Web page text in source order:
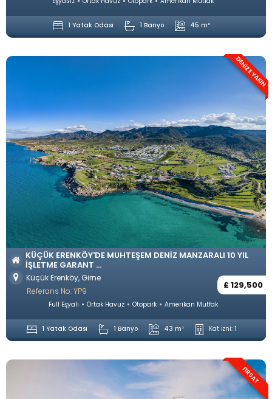
1 Yatak Odası 1 Banyo 45 m²
DENİZE YAKIN
KÜÇÜK ERENKÖY'DE MUHTEŞEM DENIZ MANZARALI 10 YIL
İŞLETME GARANT ...
Küçük Erenköy, Girne
£ 129,500
Referans No: YP9
Full Eşyalı Ortak Havuz Otopark Amerikan Mutfak
1 Yatak Odası 1 Banyo 43 m² Kat İzni: 1
FIRSAT